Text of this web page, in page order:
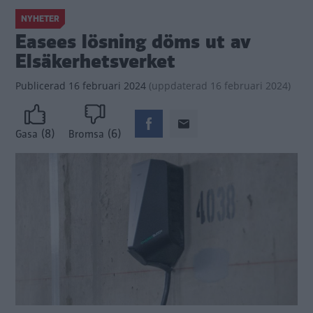
NYHETER
Easees lösning döms ut av
Elsäkerhetsverket
Publicerad 16 februari 2024 (uppdaterad 16 februari 2024)
Gasa (8) Bromsa (6)